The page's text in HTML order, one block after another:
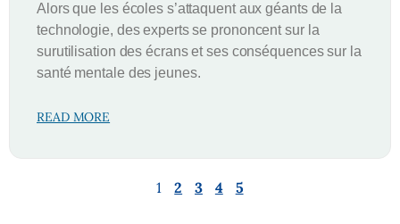
Alors que les écoles s’attaquent aux géants de la
technologie, des experts se prononcent sur la
surutilisation des écrans et ses conséquences sur la
santé mentale des jeunes.
READ MORE
1 2 3 4 5